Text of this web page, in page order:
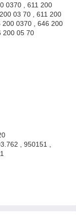
0370 , 611 200
03 70 , 611 200
200 0370 , 646 200
200 05 70
, 950151 ,